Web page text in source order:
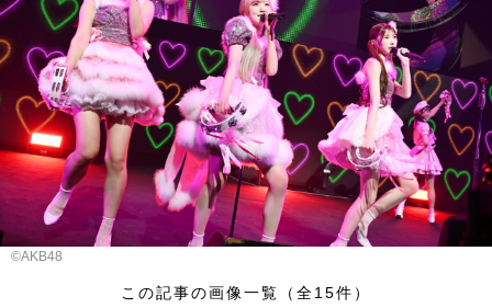
©️AKB48
この記事の画像一覧（全15件）